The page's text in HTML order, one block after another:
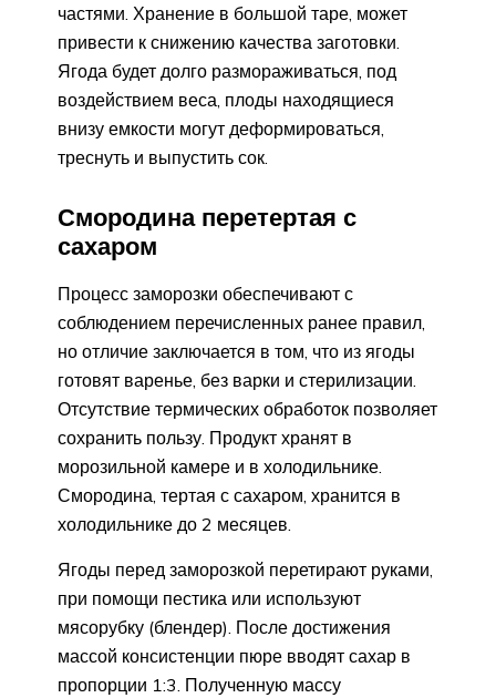
частями. Хранение в большой таре, может
привести к снижению качества заготовки.
Ягода будет долго размораживаться, под
воздействием веса, плоды находящиеся
внизу емкости могут деформироваться,
треснуть и выпустить сок.
Смородина перетертая с
сахаром
Процесс заморозки обеспечивают с
соблюдением перечисленных ранее правил,
но отличие заключается в том, что из ягоды
готовят варенье, без варки и стерилизации.
Отсутствие термических обработок позволяет
сохранить пользу. Продукт хранят в
морозильной камере и в холодильнике.
Смородина, тертая с сахаром, хранится в
холодильнике до 2 месяцев.
Ягоды перед заморозкой перетирают руками,
при помощи пестика или используют
мясорубку (блендер). После достижения
массой консистенции пюре вводят сахар в
пропорции 1:3. Полученную массу